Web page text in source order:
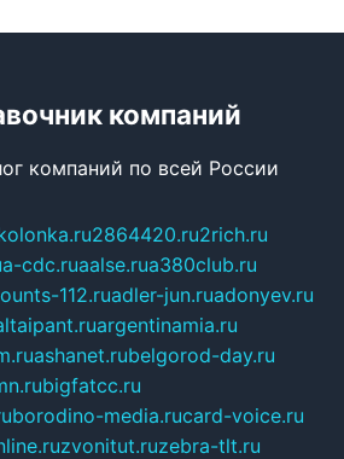
компаний
компаний по всей России
2864420.ru2rich.ru
a-cdc.ruaalse.rua380club.ru
112.ruadler-jun.ruadonyev.ru
argentinamia.ru
ashanet.rubelgorod-day.ru
bigfatcc.ru
borodino-media.rucard-voice.ru
zvonitut.ruzebra-tlt.ru